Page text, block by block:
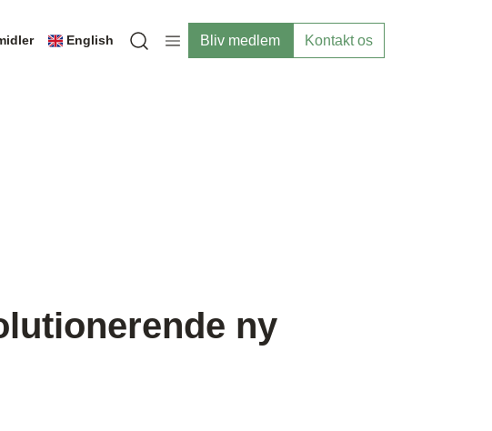
English
Open search modal
Bliv medlem Kontakt os
ny